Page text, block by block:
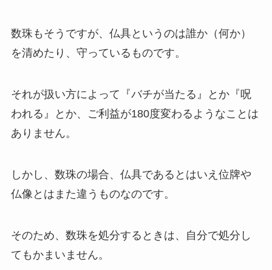
数珠もそうですが、仏具というのは誰か（何か）
を清めたり、守っているものです。
それが扱い方によって『バチが当たる』とか『呪
われる』とか、ご利益が180度変わるようなことは
ありません。
しかし、数珠の場合、仏具であるとはいえ位牌や
仏像とはまた違うものなのです。
そのため、数珠を処分するときは、自分で処分し
てもかまいません。